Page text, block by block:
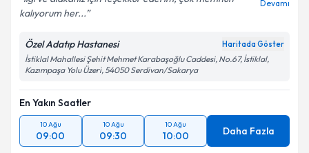
kalıyorum her...
Devamı
Özel Adatıp Hastanesi Haritada Göster
İstiklal Mahallesi Şehit Mehmet Karabaşoğlu Caddesi, No.67, İstiklal,
Kazımpaşa Yolu Üzeri, 54050 Serdivan/Sakarya
En Yakın Saatler
10 Ağu
09:00
10 Ağu
09:30
10 Ağu
10:00 Daha Fazla